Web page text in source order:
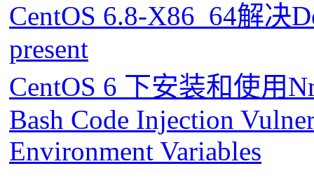
CentOS 6.8-X86_64解决
present
CentOS 6 下安装和使用
Bash Code Injection
Environment Variables